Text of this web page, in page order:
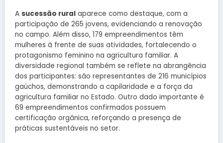
A sucessão rural aparece como destaque, com a
participação de 265 jovens, evidenciando a renovação
no campo. Além disso, 179 empreendimentos têm
mulheres à frente de suas atividades, fortalecendo o
protagonismo feminino na agricultura familiar. A
diversidade regional também se reflete na abrangência
dos participantes: são representantes de 216 municípios
gaúchos, demonstrando a capilaridade e a força da
agricultura familiar no Estado. Outro dado importante é
69 empreendimentos confirmados possuem
certificação orgânica, reforçando a presença de
práticas sustentáveis no setor.